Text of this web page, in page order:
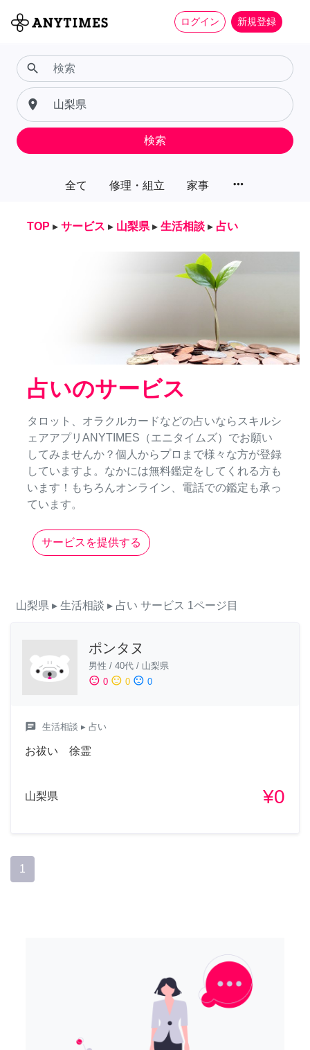
ログイン 新規登録
全て 修理・組立 家事 more_horiz
search
place
検索
TOP ▸ サービス ▸ 山梨県 ▸ 生活相談 ▸ 占い
占いのサービス
タロット、オラクルカードなどの占いならスキルシ
ェアアプリANYTIMES（エニタイムズ）でお願い
してみませんか？個人からプロまで様々な方が登録
していますよ。なかには無料鑑定をしてくれる方も
います！もちろんオンライン、電話での鑑定も承っ
ています。
サービスを提供する
山梨県 ▸ 生活相談 ▸ 占い サービス 1ページ目
ポンタヌ
男性 / 40代 / 山梨県
sentiment_satisfied 0 sentiment_neutral 0 sentiment_dissatisfied 0
chat 生活相談 ▸ 占い
お祓い 徐霊
山梨県 ¥0
1